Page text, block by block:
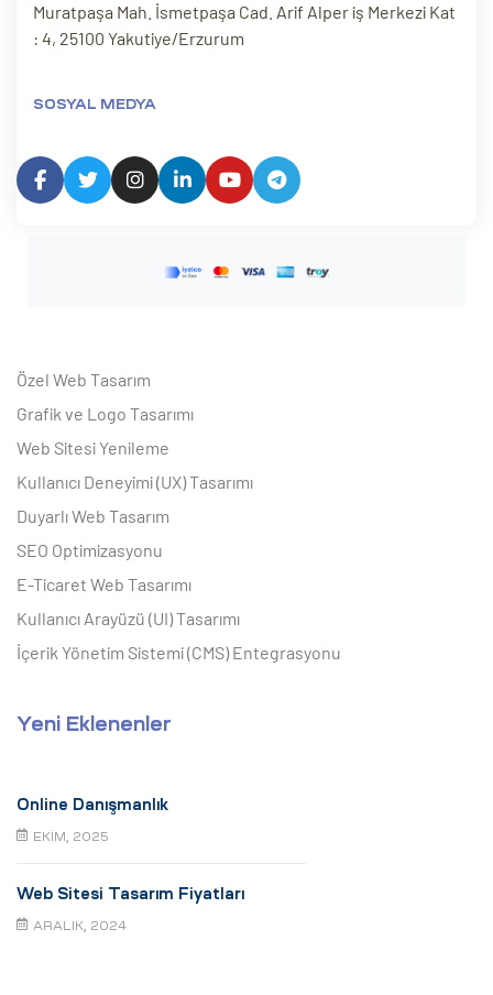
Muratpaşa Mah. İsmetpaşa Cad. Arif Alper iş Merkezi Kat
: 4, 25100 Yakutiye/Erzurum
SOSYAL MEDYA
Özel Web Tasarım
Grafik ve Logo Tasarımı
Web Sitesi Yenileme
Kullanıcı Deneyimi (UX) Tasarımı
Duyarlı Web Tasarım
SEO Optimizasyonu
E-Ticaret Web Tasarımı
Kullanıcı Arayüzü (UI) Tasarımı
İçerik Yönetim Sistemi (CMS) Entegrasyonu
Yeni Eklenenler
Online Danışmanlık
EKIM, 2025
Web Sitesi Tasarım Fiyatları
ARALIK, 2024